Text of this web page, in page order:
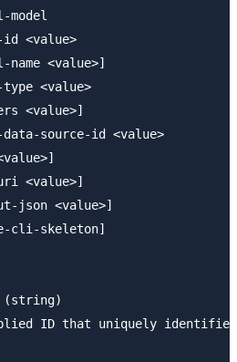
model
<value>
name <value>]
<value>
<value>]
source-id <value>
<value>]
json <value>]
cli-skeleton]
ID that uniquely